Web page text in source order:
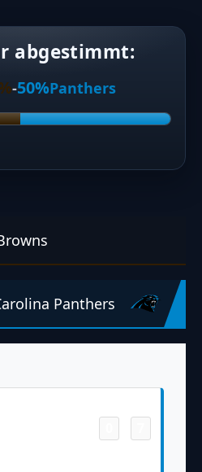
abgestimmt:
-50%Panthers
Panthers